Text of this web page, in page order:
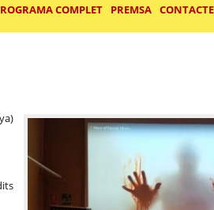
COMPLET PREMSA CONTACTE